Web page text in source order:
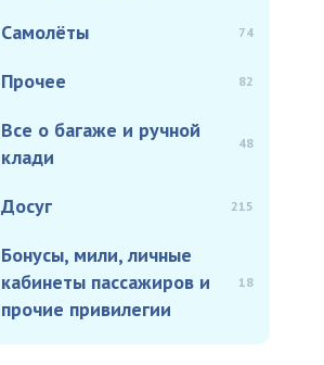
Самолёты 74
Прочее 82
Все о багаже и ручной
клади
48
Досуг 215
Бонусы, мили, личные
кабинеты пассажиров и
прочие привилегии
18